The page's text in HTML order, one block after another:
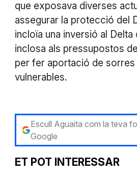
que exposava diverses
assegurar la protecció del
incloïa una inversió al Delta
inclosa als pressupostos
per fer aportació de sorres
vulnerables.
Escull Aguaita com la teva
Google
ET POT INTERESSAR